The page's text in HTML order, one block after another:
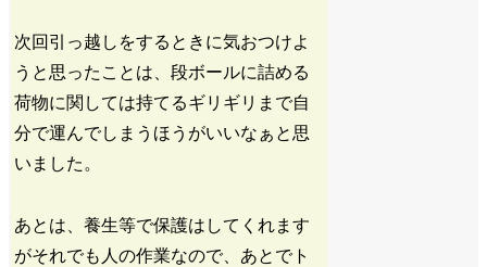
次回引っ越しをするときに気おつけよ
うと思ったことは、段ボールに詰める
荷物に関しては持てるギリギリまで自
分で運んでしまうほうがいいなぁと思
いました。
あとは、養生等で保護はしてくれます
がそれでも人の作業なので、あとでト